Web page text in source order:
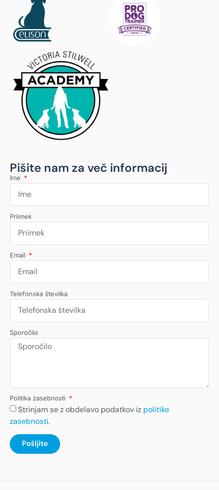
Pišite nam za več informacij
Ime
Priimek
Email
Telefonska številka
Sporočilo
Politika zasebnosti
Strinjam se z obdelavo podatkov iz politike
zasebnosti.
Pošljite